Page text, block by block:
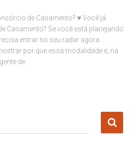
de Casamento? ♥ Você já
Casamento? Se você está planejando
entrar no seu radar agora.
por que essa modalidade é, na
de